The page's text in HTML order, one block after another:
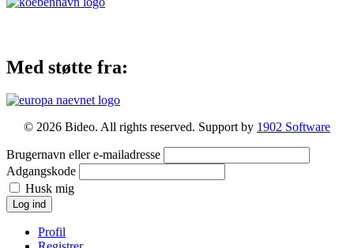
Med støtte fra:
© 2026 Bideo. All rights reserved. Support by 1902 Software
Brugernavn eller e-mailadresse
Adgangskode
Husk mig
Log ind
Profil